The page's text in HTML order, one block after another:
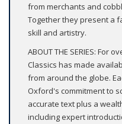
from merchants and
Together they present a
skill and artistry.
ABOUT THE SERIES: For
Classics has made
from around the globe.
Oxford's commitment to
accurate text plus a
including expert